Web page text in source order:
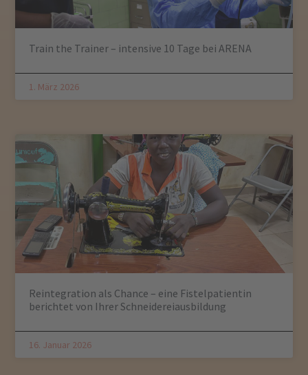
Train the Trainer – intensive 10 Tage bei ARENA
1. März 2026
Reintegration als Chance – eine Fistelpatientin
berichtet von Ihrer Schneidereiausbildung
16. Januar 2026